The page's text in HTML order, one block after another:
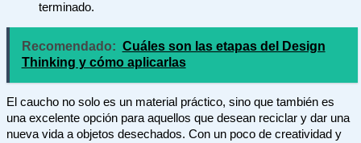
terminado.
Recomendado: Cuáles son las etapas del Design
Thinking y cómo aplicarlas
El caucho no solo es un material práctico, sino que también es
una excelente opción para aquellos que desean reciclar y dar una
nueva vida a objetos desechados. Con un poco de creatividad y